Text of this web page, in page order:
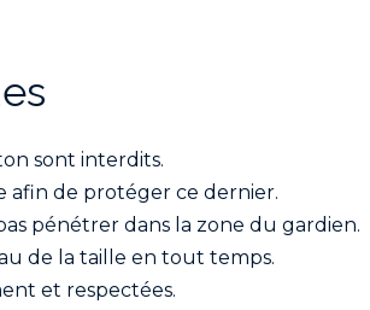
sont interdits.
afin de protéger ce dernier.
pénétrer dans la zone du gardien.
de la taille en tout temps.
et respectées.